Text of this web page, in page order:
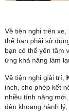
Về tiện nghi trên
thể bạn phải sử
bạn có thể yên tâm
ứng khả năng làm
Về tiện nghi giải trí,
inch, cho phép kết
nhiều tính năng
đèn khoang hành